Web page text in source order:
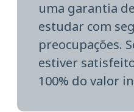
uma garantia
estudar com
preocupações.
estiver
100% do valor